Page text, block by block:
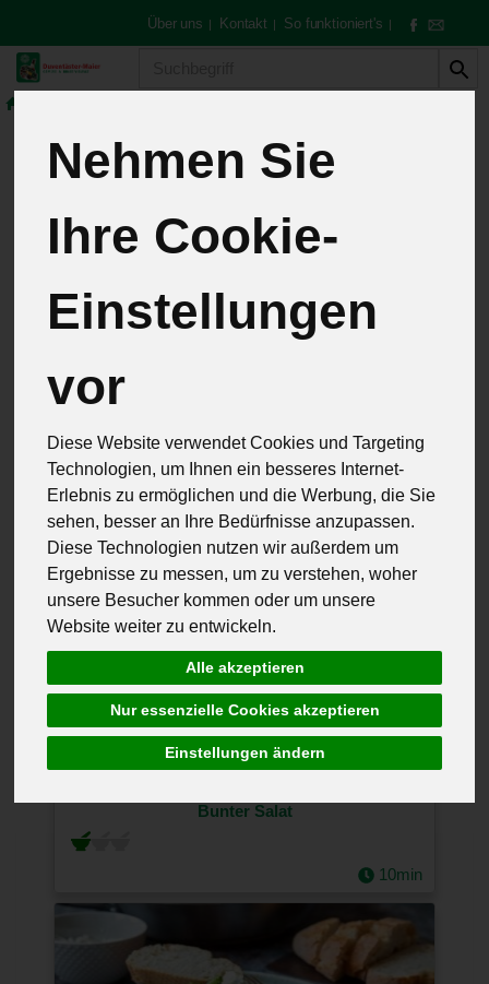
Nehmen Sie
Ihre Cookie-
Einstellungen
vor
Diese Website verwendet Cookies und Targeting
Technologien, um Ihnen ein besseres Internet-
Erlebnis zu ermöglichen und die Werbung, die Sie
sehen, besser an Ihre Bedürfnisse anzupassen.
Diese Technologien nutzen wir außerdem um
Ergebnisse zu messen, um zu verstehen, woher
unsere Besucher kommen oder um unsere
Website weiter zu entwickeln.
Alle akzeptieren
Nur essenzielle Cookies akzeptieren
Einstellungen ändern
Über uns | Kontakt | So funktioniert's |
Rezepte
Salat
Bunter Salat
10min